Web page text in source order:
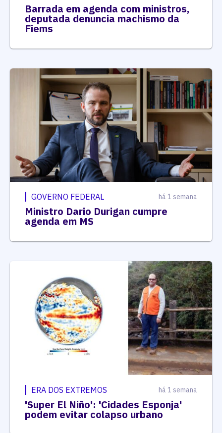
Barrada em agenda com ministros,
deputada denuncia machismo da
Fiems
GOVERNO FEDERAL há 1 semana
Ministro Dario Durigan cumpre
agenda em MS
ERA DOS EXTREMOS há 1 semana
'Super El Niño': 'Cidades Esponja'
podem evitar colapso urbano